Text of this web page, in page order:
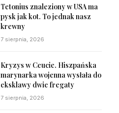
Tetonius znaleziony w USA ma
pysk jak kot. To jednak nasz
krewny
7 sierpnia, 2026
Kryzys w Ceucie. Hiszpańska
marynarka wojenna wysłała do
eksklawy dwie fregaty
7 sierpnia, 2026